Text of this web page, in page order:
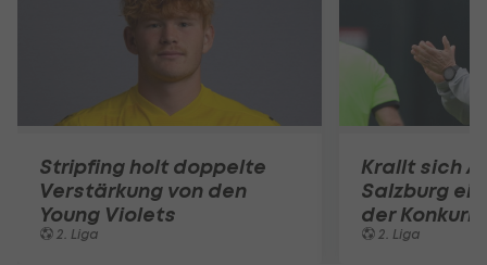
Stripfing holt doppelte
Verstärkung von den
Young Violets
2. Liga
Krallt sich
Salzburg
der
2. Liga